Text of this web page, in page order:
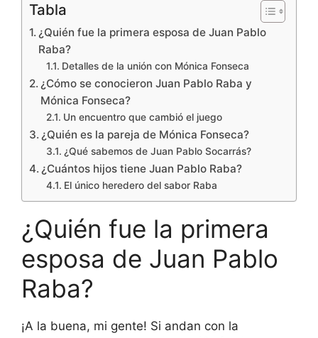
Tabla
¿Quién fue la primera esposa de Juan Pablo
Raba?
Detalles de la unión con Mónica Fonseca
¿Cómo se conocieron Juan Pablo Raba y
Mónica Fonseca?
Un encuentro que cambió el juego
¿Quién es la pareja de Mónica Fonseca?
¿Qué sabemos de Juan Pablo Socarrás?
¿Cuántos hijos tiene Juan Pablo Raba?
El único heredero del sabor Raba
¿Quién fue la primera
esposa de Juan Pablo
Raba?
¡A la buena, mi gente! Si andan con la